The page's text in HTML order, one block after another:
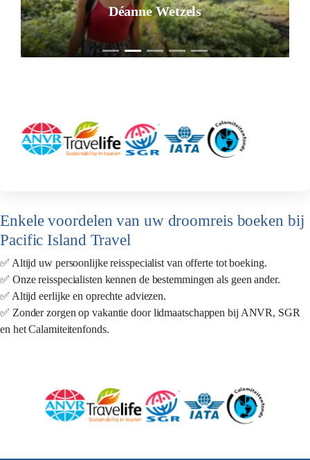
Déanne Wetzels
Enkele voordelen van uw droomreis boeken bij
Pacific Island Travel
✅ Altijd uw persoonlijke reisspecialist van offerte tot boeking.
✅ Onze reisspecialisten kennen de bestemmingen als geen ander.
✅ Altijd eerlijke en oprechte adviezen.
✅ Zonder zorgen op vakantie door lidmaatschappen bij ANVR, SGR
en het Calamiteitenfonds.